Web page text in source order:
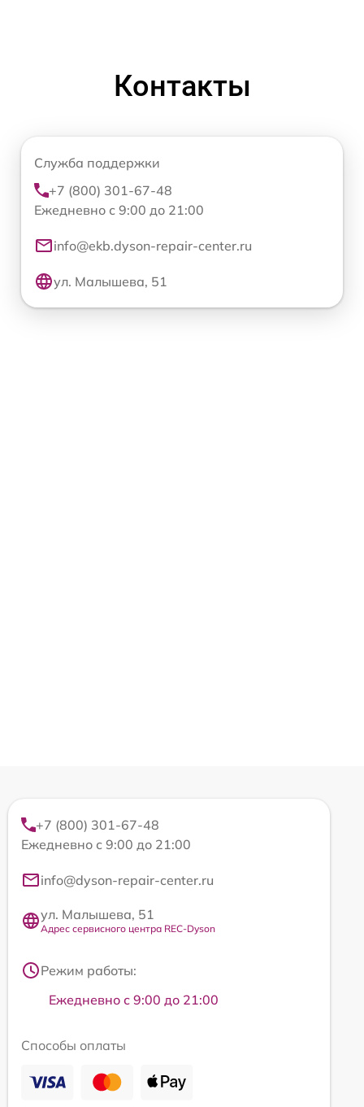
Контакты
Служба поддержки
+7 (800) 301-67-48
Ежедневно с 9:00 до 21:00
info@ekb.dyson-repair-center.ru
ул. Малышева, 51
+7 (800) 301-67-48
Ежедневно с 9:00 до 21:00
info@dyson-repair-center.ru
ул. Малышева, 51
Адрес сервисного центра REC-Dyson
Режим работы:
Ежедневно с 9:00 до 21:00
Способы оплаты